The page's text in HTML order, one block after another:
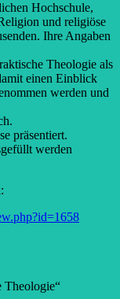
Hochschule,
und religiöse
Ihre Angaben
Theologie als
einen Einblick
werden und
präsentiert.
werden
Theologie“